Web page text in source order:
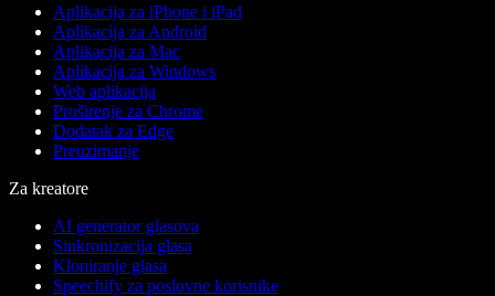
Aplikacija za iPhone i iPad
Aplikacija za Android
Aplikacija za Mac
Aplikacija za Windows
Web aplikacija
Proširenje za Chrome
Dodatak za Edge
Preuzimanje
Za kreatore
AI generator glasova
Sinkronizacija glasa
Kloniranje glasa
Speechify za poslovne korisnike